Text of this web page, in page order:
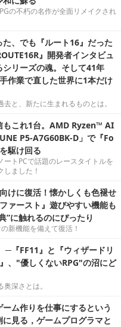
の不朽の名作が全面リメイクされ
、でも『ルート16』だった
』開発者インタビュ
リーズの魂。そして41年
作業で直した世界に1本だけ
と、新たに生まれるものとは。
もこれ1台。AMD Ryzen™ AI
P5-A7G60BK-D」で『Fo
駆け回る
トPCで話題のレースタイトルを
ました！
けに復活！懐かしくも色褪せ
ァースト』遊びやすい機能も
”に触れるのにぴったり
新機能を備えて復活！
─『FF11』と『ウィザードリ
、"優しくないRPG"の沼にど
深さとは。
ーム作りを仕事にするという
見る，ゲームプログラマと